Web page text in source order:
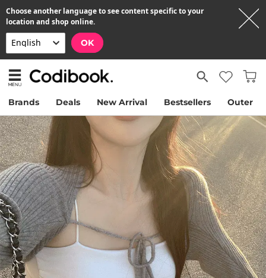
Choose another language to see content specific to your
location and shop online.
OK
Brands Deals New Arrival Bestsellers Outer